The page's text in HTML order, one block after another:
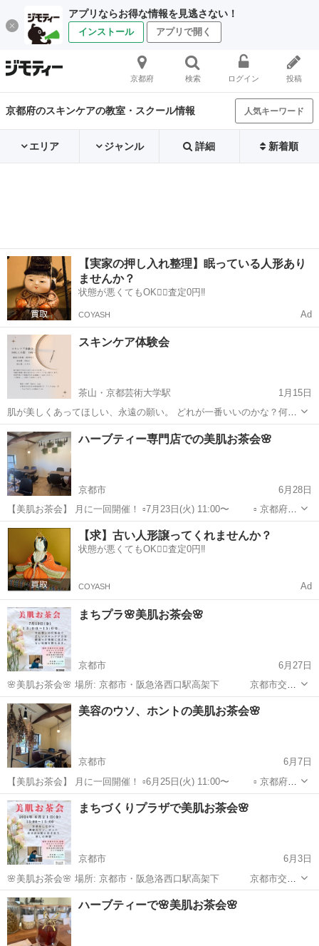
アプリならお得な情報を見逃さない！
インストール アプリで開く
京都府 検索 ログイン 投稿
京都府のスキンケアの教室・スクール情報 人気キーワード
エリア ジャンル 詳細 新着順
【実家の押し入れ整理】眠っている人形あり
ませんか？
状態が悪くてもOK🙆‍♀️査定0円‼️
COYASH Ad
スキンケア体験会
茶山・京都芸術大学駅
1月15日
肌が美しくあってほしい、永遠の願い。 どれが一番いいのかな？何か
他にした方がいいのかな、などお悩みはありませんか？ 健康管理士が
いくつになっても振り回されない美肌作りをアドバイスさせていただ
きます！ 個別予約制ですので...
京都 京都市 茶山・京都芸術大学駅 スキンケア
ハーブティー専門店での美肌お茶会🌸
京都市
6月28日
【美肌お茶会】 月に一回開催！ ▫️7月23日(火) 11:00〜 ▫️ 京都府向
日市向日町南山12-3 ハーブティーカフェ 心葉 ▫️1,500円(ハーブテ
ィー付) 美味しくてとっても飲みやすいハーブテ...
京都 京都市 スキンケア ハーブティー
【求】古い人形譲ってくれませんか？
状態が悪くてもOK🙆‍♀️査定0円‼️
COYASH Ad
まちプラ🌸美肌お茶会🌸
京都市
6月27日
🌸美肌お茶会🌸 場所: 京都市・阪急洛西口駅高架下 京都市交流
促進・まちづくりプラザ (多目的室) 日時:7月19日(金) 13:00〜
15:00 参加費:500円 毎月一回の「まちづくりプラザ」で...
京都 京都市 スキンケア お茶会
美容のウソ、ホントの美肌お茶会🌸
京都市
6月7日
【美肌お茶会】 月に一回開催！ ▫️6月25日(火) 11:00〜 ▫️ 京都府向
日市向日町南山12-3 ハーブティーカフェ 心葉 ▫️1,500円(ハーブテ
ィー付) 残り2名さまになっております。 美...
京都 京都市 スキンケア ハーブティー
まちづくりプラザで美肌お茶会🌸
京都市
6月3日
🌸美肌お茶会🌸 場所: 京都市・阪急洛西口駅高架下 京都市交流
促進・まちづくりプラザ (多目的室) 日時:6月21日(金) 13:00〜
15:00 参加費:500円 毎月一回の「まちづくりプラザ」で...
京都 京都市 スキンケア お茶会
ハーブティーで🌸美肌お茶会🌸